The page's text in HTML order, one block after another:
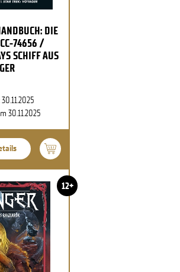
DIE
74656 /
SCHIFF AUS
30.11.2025
12+